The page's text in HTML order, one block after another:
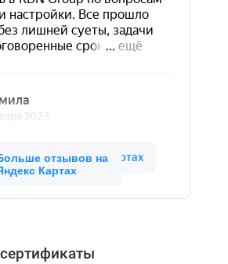
отзывов на
Картах